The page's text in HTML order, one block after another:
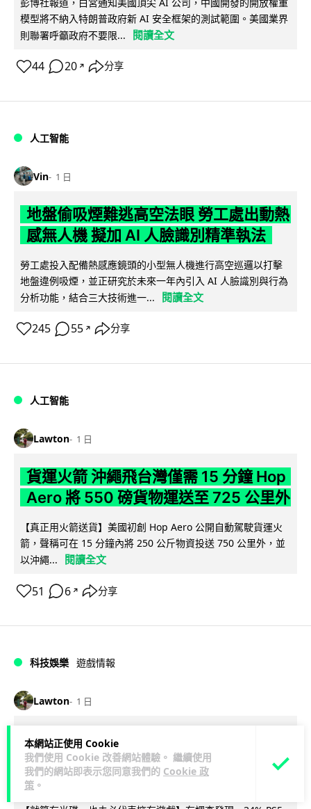
本網站正使用 Cookie
我們使用 Cookie 改善網站體驗。 繼續使用
我們的網站即表示您同意我們的 Cookie 政
策 。
模型將不納入特朗普政府新 AI 安全框架的測試範圍。美國業界
則聯署呼籲政府不要限...
閱讀全文
44 20 ↗ 分享
人工智能
Vin 1 日
地盤偷吸煙難逃高空法眼 勞工處出動熱
感無人機 擬加 AI 人臉識別精準執法
勞工處投入配備熱感應鏡頭的小型無人機進行高空巡邏以打擊
地盤違例吸煙，並正研究於未來一年內引入 AI 人臉識別與行為
分析功能，結合三大技術進一...
閱讀全文
245 55 ↗ 分享
人工智能
Lawton 1 日
貨運火箭 沖繩飛台灣僅需 15 分鐘 Hop
Aero 將 550 磅貨物運送至 725 公里外
【真正用火箭送貨】美國初創 Hop Aero 公開自動駕駛貨運火
箭，聲稱可在 15 分鐘內將 250 公斤物資投送 750 公里外，並
以沖繩...
閱讀全文
51 6 ↗ 分享
科技娛樂 遊戲情報
Lawton 1 日
有實體光碟未必代表你擁有遊戲 調查：
PS5 34%、Xbox 50% 須連網才能完整
遊玩